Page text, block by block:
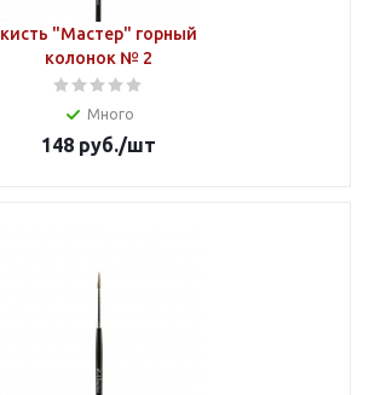
кисть "Мастер" горный
колонок № 2
Много
148 руб./шт